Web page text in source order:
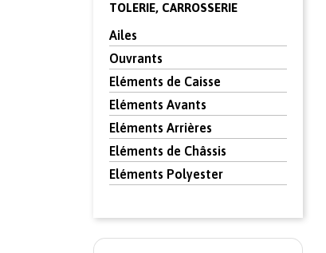
TOLERIE, CARROSSERIE
Ailes
Ouvrants
Eléments de Caisse
Eléments Avants
Eléments Arrières
Eléments de Châssis
Eléments Polyester